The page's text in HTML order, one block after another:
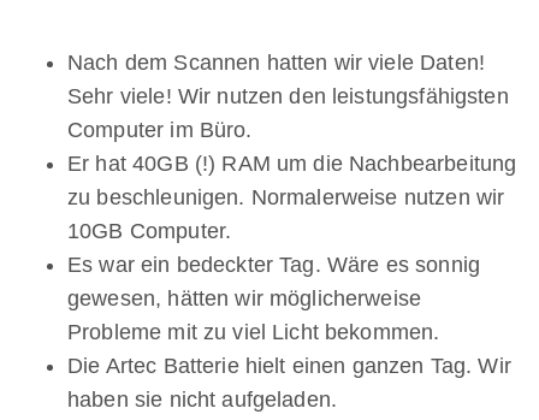
Nach dem Scannen hatten wir viele Daten!
Sehr viele! Wir nutzen den leistungsfähigsten
Computer im Büro.
Er hat 40GB (!) RAM um die Nachbearbeitung
zu beschleunigen. Normalerweise nutzen wir
10GB Computer.
Es war ein bedeckter Tag. Wäre es sonnig
gewesen, hätten wir möglicherweise
Probleme mit zu viel Licht bekommen.
Die Artec Batterie hielt einen ganzen Tag. Wir
haben sie nicht aufgeladen.